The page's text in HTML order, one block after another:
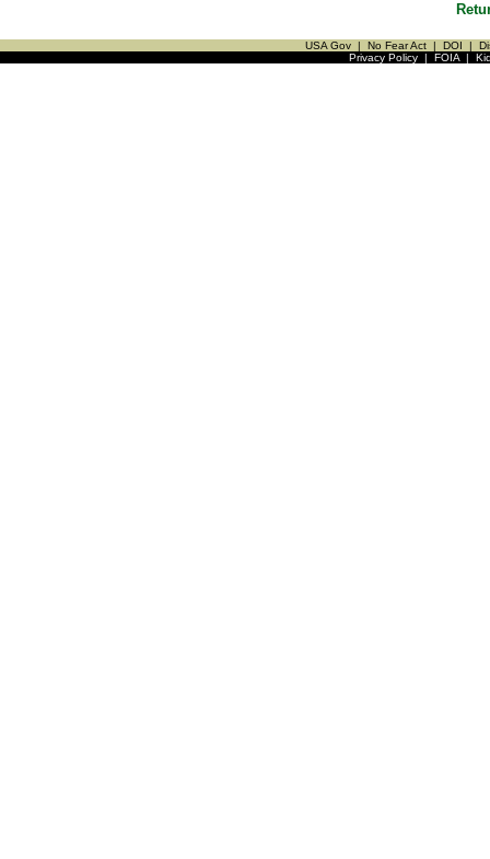
USA Gov | No Fear Act | DOI |
Privacy Policy| FOIA|